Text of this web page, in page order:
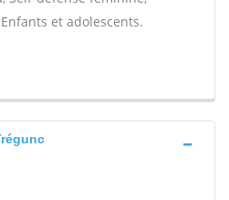
et adolescents.